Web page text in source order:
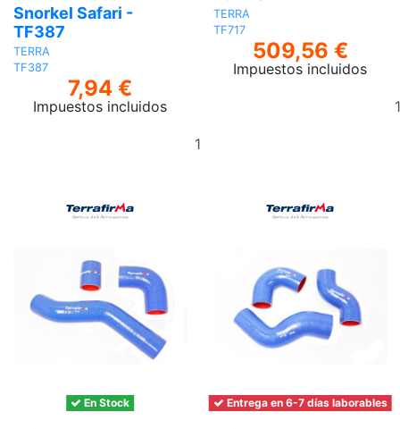
Snorkel Safari -
TF387
TERRA
TF387
7,94 €
Impuestos incluidos
TERRA
TF717
509,56 €
Impuestos incluidos
En Stock Entrega en 6-7 días laborables